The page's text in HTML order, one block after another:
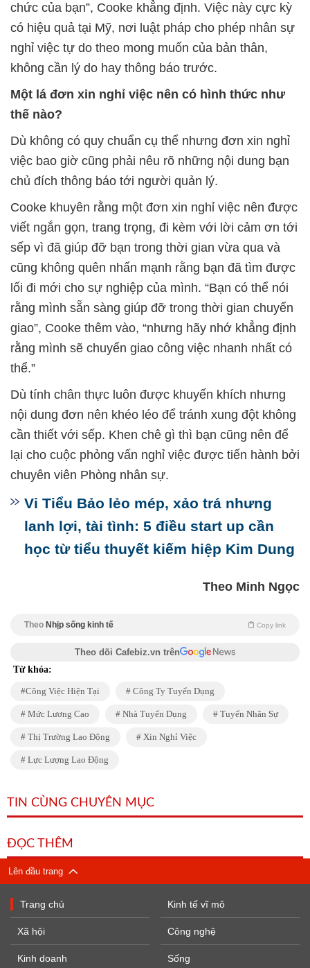
chức của bạn”, Cooke khẳng định. Việc này cực kỳ
có hiệu quả tại Mỹ, nơi luật pháp cho phép nhân sự
nghỉ việc tự do theo mong muốn của bản thân,
không cần lý do hay thông báo trước.
Một lá đơn xin nghỉ việc nên có hình thức như
thế nào?
Dù không có quy chuẩn cụ thể nhưng đơn xin nghỉ
việc bao giờ cũng phải nêu rõ những nội dung bạn
chủ đích thông báo tới người quản lý.
Cooke khuyên rằng một đơn xin nghỉ việc nên được
viết ngắn gọn, trang trọng, đi kèm với lời cảm ơn tới
sếp vì đã giúp đỡ bạn trong thời gian vừa qua và
cũng không quên nhấn mạnh rằng bạn đã tìm được
lối đi mới cho sự nghiệp của mình. “Bạn có thể nói
rằng mình sẵn sàng giúp đỡ trong thời gian chuyển
giao”, Cooke thêm vào, “nhưng hãy nhớ khẳng định
rằng mình sẽ chuyển giao công việc nhanh nhất có
thể.”
Dù tính chân thực luôn được khuyến khích nhưng
nội dung đơn nên khéo léo để tránh xung đột không
cần thiết với sếp. Khen chê gì thì bạn cũng nên để
lại cho cuộc phỏng vấn nghỉ việc được tiến hành bởi
chuyên viên Phòng nhân sự.
Vi Tiểu Bảo lẻo mép, xảo trá nhưng
lanh lợi, tài tình: 5 điều start up cần
học từ tiểu thuyết kiếm hiệp Kim Dung
Theo Minh Ngọc
Theo Nhịp sống kinh tế Copy link
Theo dõi Cafebiz.vn trên
Từ khóa:
Công Việc Hiện Tại Công Ty Tuyển Dụng
Mức Lương Cao Nhà Tuyển Dụng Tuyển Nhân Sự
Thị Trường Lao Động Xin Nghỉ Việc
Lực Lượng Lao Động
TIN CÙNG CHUYÊN MỤC
ĐỌC THÊM
Lên đầu trang
Trang chủ
Xã hội
Kinh doanh
Kinh tế vĩ mô
Công nghệ
Sống